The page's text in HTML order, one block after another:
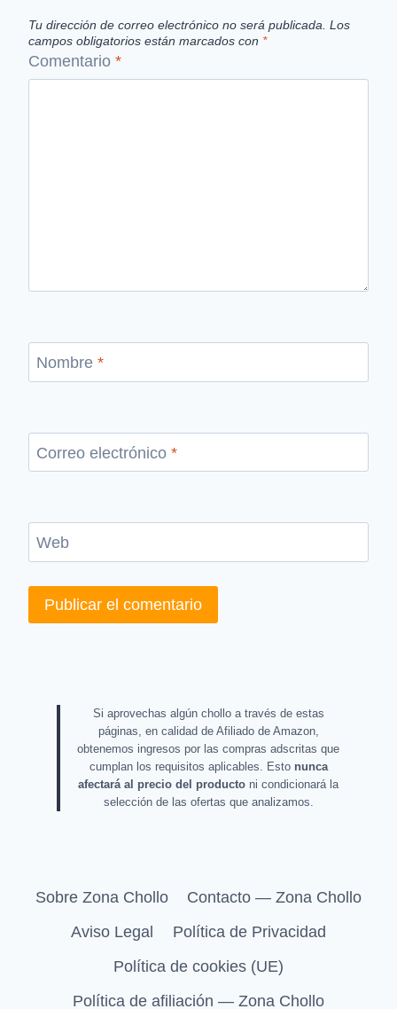
Tu dirección de correo electrónico no será publicada. Los
campos obligatorios están marcados con *
Comentario *
Nombre *
Correo electrónico *
Web
Si aprovechas algún chollo a través de estas
páginas, en calidad de Afiliado de Amazon,
obtenemos ingresos por las compras adscritas que
cumplan los requisitos aplicables. Esto nunca
afectará al precio del producto ni condicionará la
selección de las ofertas que analizamos.
Sobre Zona Chollo
Contacto — Zona Chollo
Aviso Legal
Política de Privacidad
Política de cookies (UE)
Política de afiliación — Zona Chollo